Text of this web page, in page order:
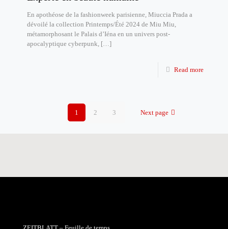
En apothéose de la fashionweek parisienne, Miuccia Prada a
dévoilé la collection Printemps/Été 2024 de Miu Miu,
métamorphosant le Palais d’Iéna en un univers post-
apocalyptique cyberpunk, […]
Read more
1 2 3 Next page